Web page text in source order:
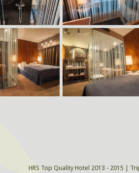
HRS Top Quality Hotel 2013 - 2015 |